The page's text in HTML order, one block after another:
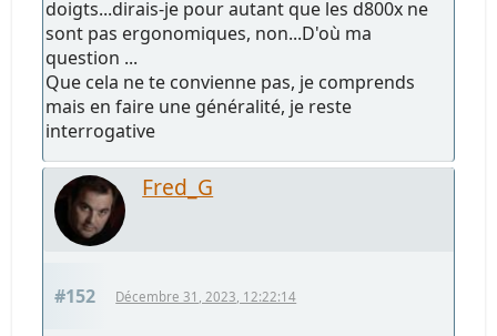
doigts...dirais-je pour autant que les d800x ne
sont pas ergonomiques, non...D'où ma
question ...
Que cela ne te convienne pas, je comprends
mais en faire une généralité, je reste
interrogative
Fred_G
#152 Décembre 31, 2023, 12:22:14